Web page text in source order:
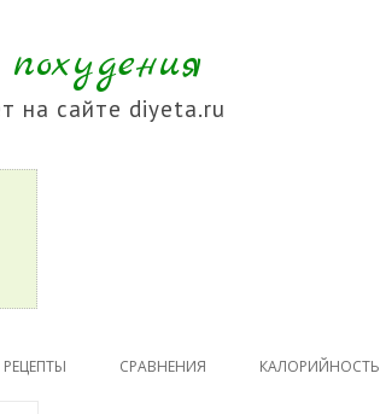
на сайте diyeta.ru
РЕЦЕПТЫ СРАВНЕНИЯ КАЛОРИЙНОСТЬ